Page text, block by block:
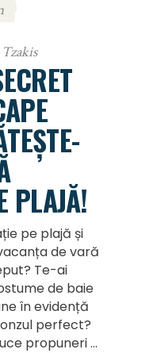
Tzakis
PLAJĂ!
pe plajă și
de vară
Te-ai
de baie
în evidență
perfect?
propuneri